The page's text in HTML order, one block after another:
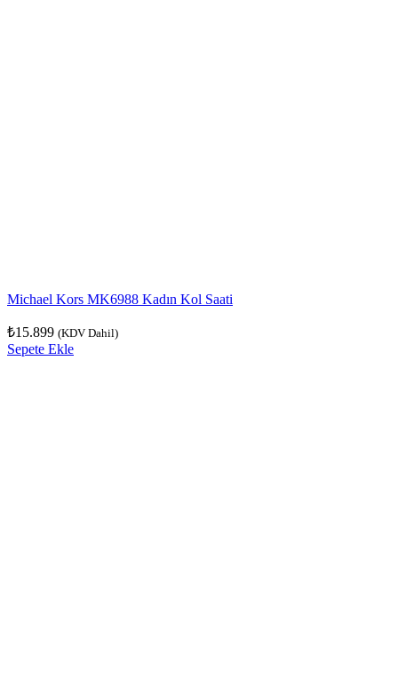
Michael Kors MK6988 Kadın Kol Saati
₺15.899 (KDV Dahil)
Sepete Ekle